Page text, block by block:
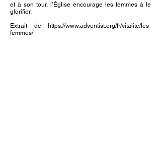
et à son tour, l’Église encourage les femmes à le
glorifier.
Extrait de https://www.adventist.org/fr/vitalite/les-
femmes/